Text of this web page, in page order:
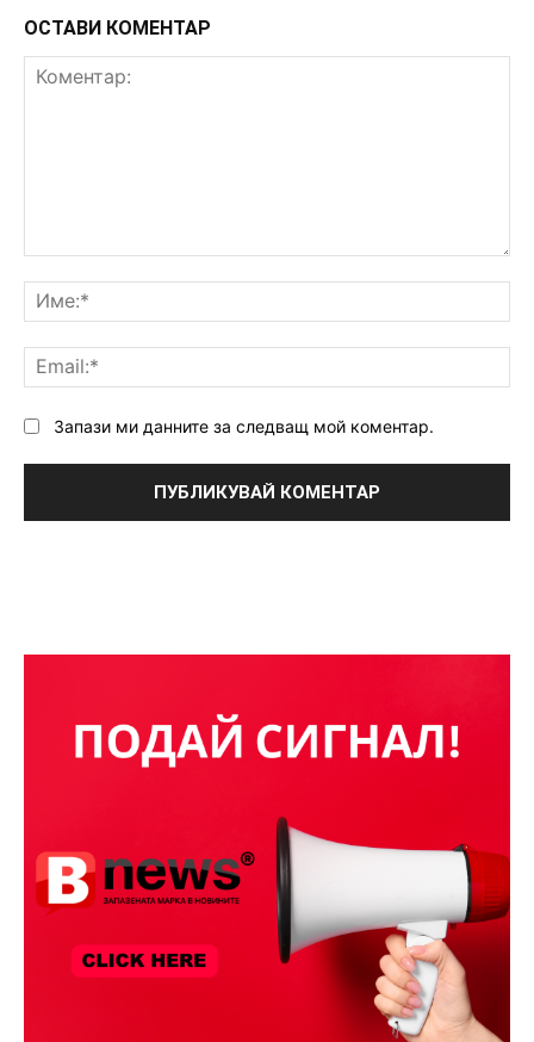
ОСТАВИ КОМЕНТАР
Запази ми данните за следващ мой коментар.